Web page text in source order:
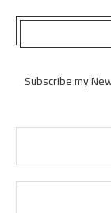
Subscribe my